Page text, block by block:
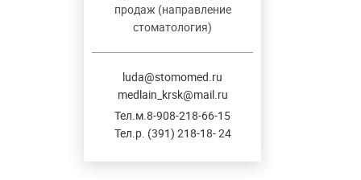
продаж (направление
стоматология)
luda@stomomed.ru
medlain_krsk@mail.ru
Тел.м.8-908-218-66-15
Тел.р. (391) 218-18- 24